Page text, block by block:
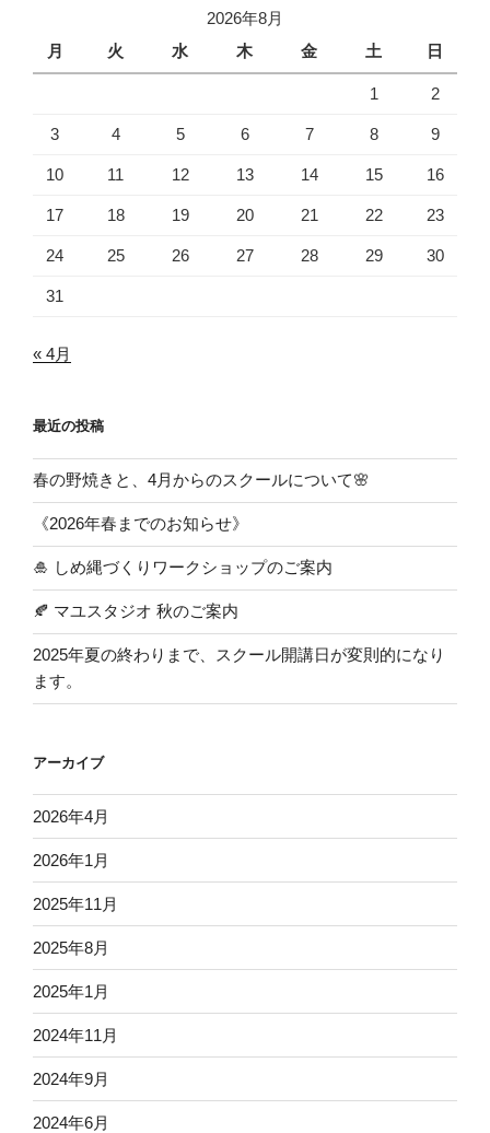
2026年8月
月
火 水 木 金 土 日
1 2
3 4 5 6 7 8 9
10 11 12 13 14 15 16
17 18 19 20 21 22 23
24 25 26 27 28 29 30
31
« 4月
最近の投稿
春の野焼きと、4月からのスクールについて🌸
《2026年春までのお知らせ》
🎍 しめ縄づくりワークショップのご案内
🍂 マユスタジオ 秋のご案内
2025年夏の終わりまで、スクール開講日が変則的になり
ます。
アーカイブ
2026年4月
2026年1月
2025年11月
2025年8月
2025年1月
2024年11月
2024年9月
2024年6月